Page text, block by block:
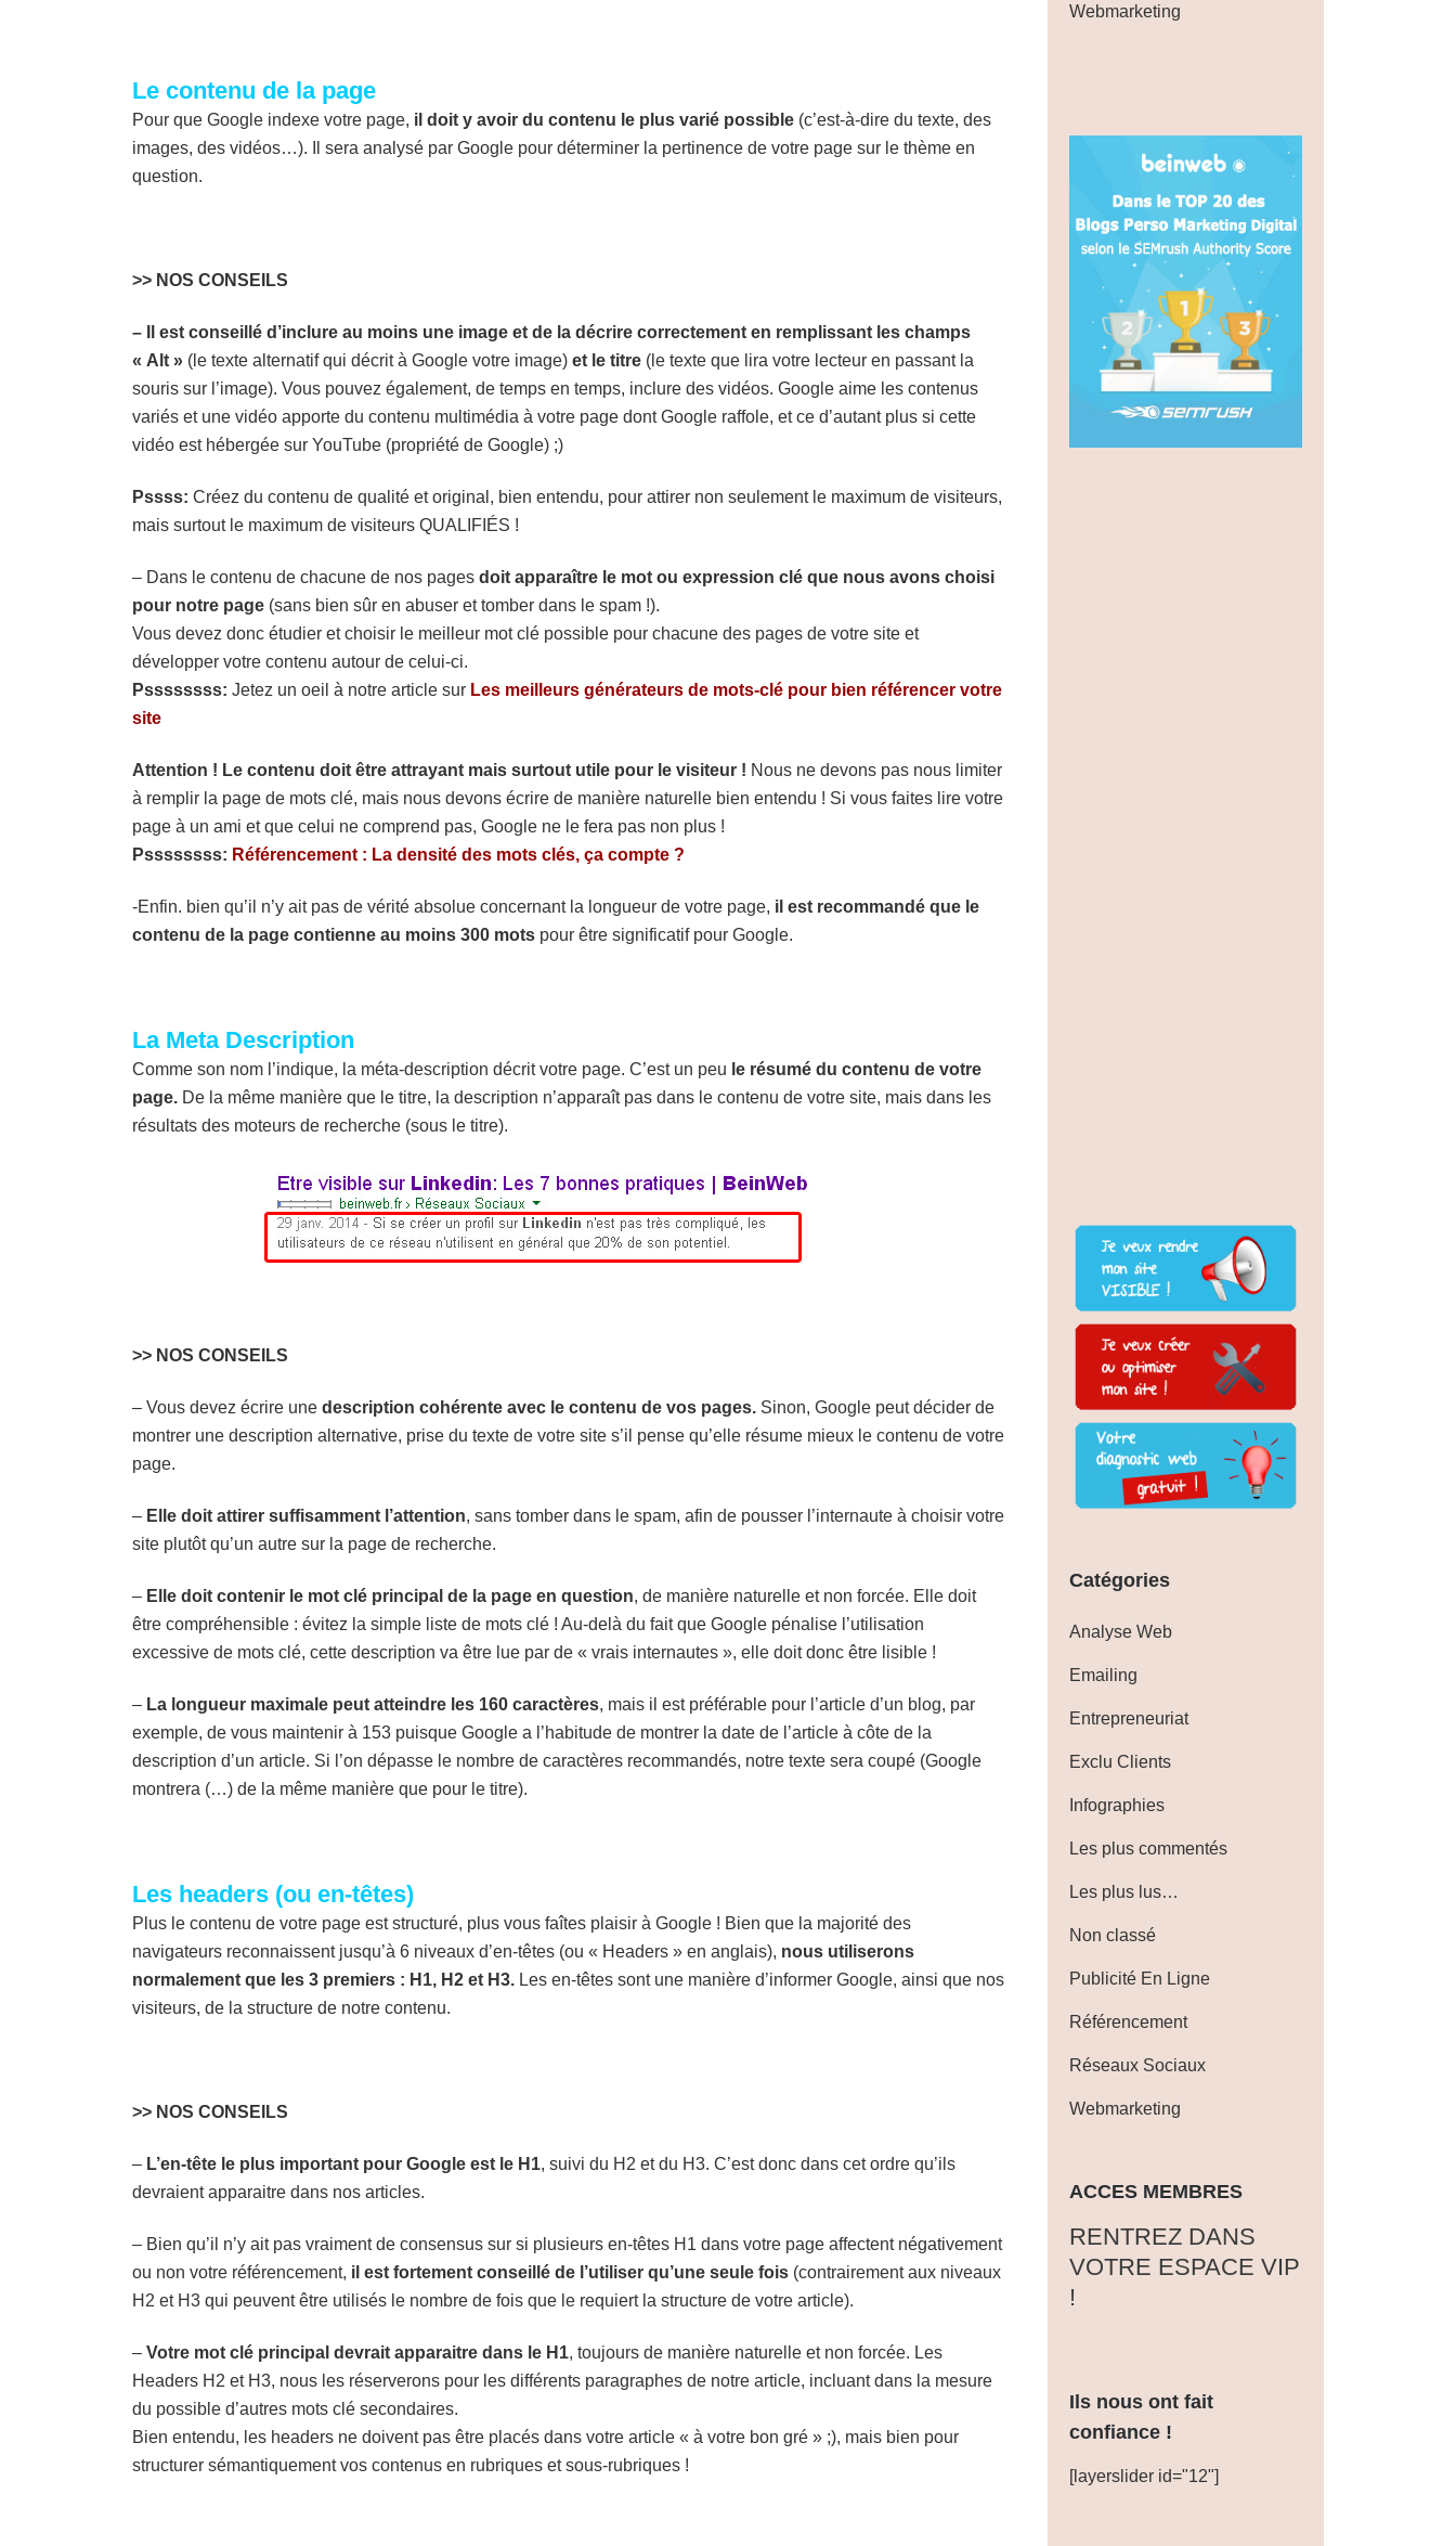
Le contenu de la page
Pour que Google indexe votre page, il doit y avoir du contenu le plus varié possible (c’est-à-dire du texte, des
images, des vidéos…). Il sera analysé par Google pour déterminer la pertinence de votre page sur le thème en
question.
>> NOS CONSEILS
– Il est conseillé d’inclure au moins une image et de la décrire correctement en remplissant les champs
« Alt » (le texte alternatif qui décrit à Google votre image) et le titre (le texte que lira votre lecteur en passant la
souris sur l’image). Vous pouvez également, de temps en temps, inclure des vidéos. Google aime les contenus
variés et une vidéo apporte du contenu multimédia à votre page dont Google raffole, et ce d’autant plus si cette
vidéo est hébergée sur YouTube (propriété de Google) ;)
Pssss: Créez du contenu de qualité et original, bien entendu, pour attirer non seulement le maximum de visiteurs,
mais surtout le maximum de visiteurs QUALIFIÉS !
– Dans le contenu de chacune de nos pages doit apparaître le mot ou expression clé que nous avons choisi
pour notre page (sans bien sûr en abuser et tomber dans le spam !).
Vous devez donc étudier et choisir le meilleur mot clé possible pour chacune des pages de votre site et
développer votre contenu autour de celui-ci.
Pssssssss: Jetez un oeil à notre article sur Les meilleurs générateurs de mots-clé pour bien référencer votre
site
Attention ! Le contenu doit être attrayant mais surtout utile pour le visiteur ! Nous ne devons pas nous limiter
à remplir la page de mots clé, mais nous devons écrire de manière naturelle bien entendu ! Si vous faites lire votre
page à un ami et que celui ne comprend pas, Google ne le fera pas non plus !
Pssssssss: Référencement : La densité des mots clés, ça compte ?
-Enfin. bien qu’il n’y ait pas de vérité absolue concernant la longueur de votre page, il est recommandé que le
contenu de la page contienne au moins 300 mots pour être significatif pour Google.
La Meta Description
Comme son nom l’indique, la méta-description décrit votre page. C’est un peu le résumé du contenu de votre
page. De la même manière que le titre, la description n’apparaît pas dans le contenu de votre site, mais dans les
résultats des moteurs de recherche (sous le titre).
>> NOS CONSEILS
– Vous devez écrire une description cohérente avec le contenu de vos pages. Sinon, Google peut décider de
montrer une description alternative, prise du texte de votre site s’il pense qu’elle résume mieux le contenu de votre
page.
– Elle doit attirer suffisamment l’attention, sans tomber dans le spam, afin de pousser l’internaute à choisir votre
site plutôt qu’un autre sur la page de recherche.
– Elle doit contenir le mot clé principal de la page en question, de manière naturelle et non forcée. Elle doit
être compréhensible : évitez la simple liste de mots clé ! Au-delà du fait que Google pénalise l’utilisation
excessive de mots clé, cette description va être lue par de « vrais internautes », elle doit donc être lisible !
– La longueur maximale peut atteindre les 160 caractères, mais il est préférable pour l’article d’un blog, par
exemple, de vous maintenir à 153 puisque Google a l’habitude de montrer la date de l’article à côte de la
description d’un article. Si l’on dépasse le nombre de caractères recommandés, notre texte sera coupé (Google
montrera (…) de la même manière que pour le titre).
Les headers (ou en-têtes)
Plus le contenu de votre page est structuré, plus vous faîtes plaisir à Google ! Bien que la majorité des
navigateurs reconnaissent jusqu’à 6 niveaux d’en-têtes (ou « Headers » en anglais), nous utiliserons
normalement que les 3 premiers : H1, H2 et H3. Les en-têtes sont une manière d’informer Google, ainsi que nos
visiteurs, de la structure de notre contenu.
>> NOS CONSEILS
– L’en-tête le plus important pour Google est le H1, suivi du H2 et du H3. C’est donc dans cet ordre qu’ils
devraient apparaitre dans nos articles.
– Bien qu’il n’y ait pas vraiment de consensus sur si plusieurs en-têtes H1 dans votre page affectent négativement
ou non votre référencement, il est fortement conseillé de l’utiliser qu’une seule fois (contrairement aux niveaux
H2 et H3 qui peuvent être utilisés le nombre de fois que le requiert la structure de votre article).
– Votre mot clé principal devrait apparaitre dans le H1, toujours de manière naturelle et non forcée. Les
Headers H2 et H3, nous les réserverons pour les différents paragraphes de notre article, incluant dans la mesure
du possible d’autres mots clé secondaires.
Bien entendu, les headers ne doivent pas être placés dans votre article « à votre bon gré » ;), mais bien pour
structurer sémantiquement vos contenus en rubriques et sous-rubriques !
Webmarketing
Catégories
Analyse Web
Emailing
Entrepreneuriat
Exclu Clients
Infographies
Les plus commentés
Les plus lus…
Non classé
Publicité En Ligne
Référencement
Réseaux Sociaux
Webmarketing
ACCES MEMBRES
‎RENTREZ DANS
VOTRE ESPACE VIP
!
Ils nous ont fait
confiance !
[layerslider id="12"]